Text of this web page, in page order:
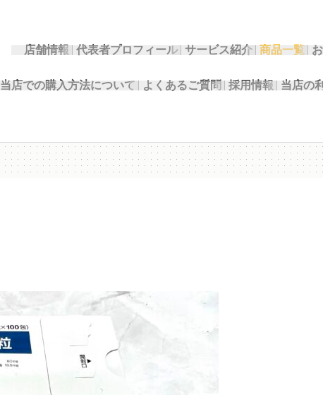
店舗情報 代表者プロフィール サービス紹介 商品一覧
当店での購入方法について よくあるご質問 採用情報 当店の